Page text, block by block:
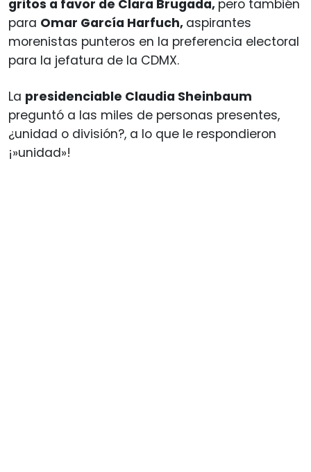
gritos a favor de Clara Brugada, pero también
para Omar García Harfuch, aspirantes
morenistas punteros en la preferencia electoral
para la jefatura de la CDMX.
La presidenciable Claudia Sheinbaum
preguntó a las miles de personas presentes,
¿unidad o división?, a lo que le respondieron
¡»unidad»!